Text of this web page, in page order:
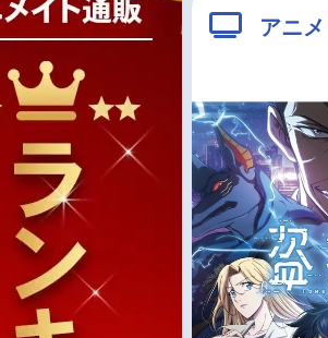
マンガ・ラノベ ゲーム・アプ
アニメ